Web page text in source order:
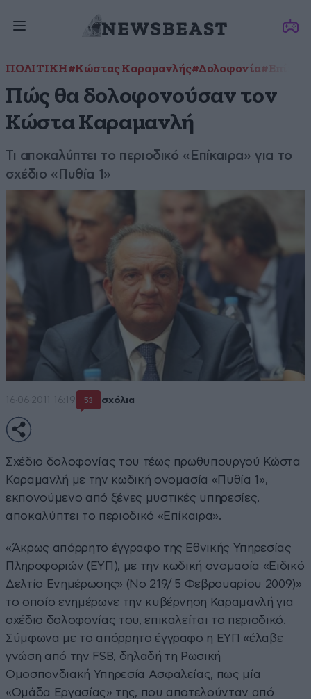
ΠΟΛΙΤΙΚΗ#Kώστας Καραμανλής#Δολοφονία
Πώς θα δολοφονούσαν τον
Κώστα Καραμανλή
Τι αποκαλύπτει το περιοδικό «Επίκαιρα» για το
σχέδιο «Πυθία 1»
16·06·2011 16:19 53 σχόλια
Σχέδιο δολοφονίας του τέως πρωθυπουργού Κώστα
Καραμανλή με την κωδική ονομασία «Πυθία 1»,
εκπονούμενο από ξένες μυστικές υπηρεσίες,
αποκαλύπτει το περιοδικό «Επίκαιρα».
«Άκρως απόρρητο έγγραφο της Εθνικής Υπηρεσίας
Πληροφοριών (ΕΥΠ), με την κωδική ονομασία «Ειδικό
Δελτίο Ενημέρωσης» (No 219/ 5 Φεβρουαρίου 2009)»
το οποίο ενημέρωνε την κυβέρνηση Καραμανλή για
σχέδιο δολοφονίας του, επικαλείται το περιοδικό.
Σύμφωνα με το απόρρητο έγγραφο η ΕΥΠ «έλαβε
γνώση από την FSB, δηλαδή τη Ρωσική
Ομοσπονδιακή Υπηρεσία Ασφαλείας, πως μία
«Ομάδα Εργασίας» της, που αποτελούνταν από